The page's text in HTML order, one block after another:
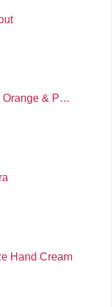
Orange & P…
Hand Cream